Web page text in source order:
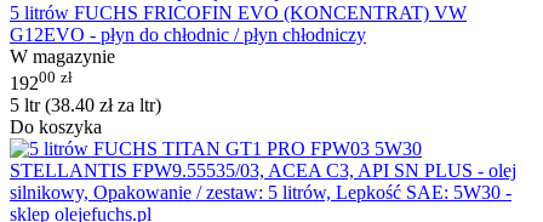
5 litrów FUCHS FRICOFIN EVO (KONCENTRAT) VW
G12EVO - płyn do chłodnic / płyn chłodniczy
W magazynie
19200 zł
5 ltr (38.40 złza ltr)
Do koszyka